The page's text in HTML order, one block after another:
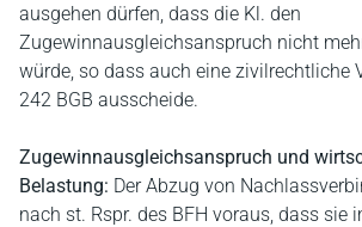
ausgehen dürfen, dass die Kl. den
Zugewinnausgleichsanspruch nicht
würde, so dass auch eine zivilrechtliche
242 BGB ausscheide.
Zugewinnausgleichsanspruch und
Belastung: Der Abzug von
nach st. Rspr. des BFH voraus, dass sie